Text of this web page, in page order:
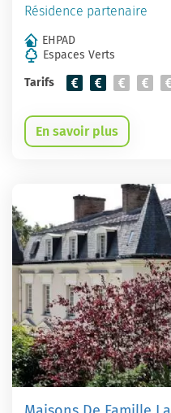
Résidence partenaire
EHPAD
Espaces Verts
Tarifs
En savoir plus